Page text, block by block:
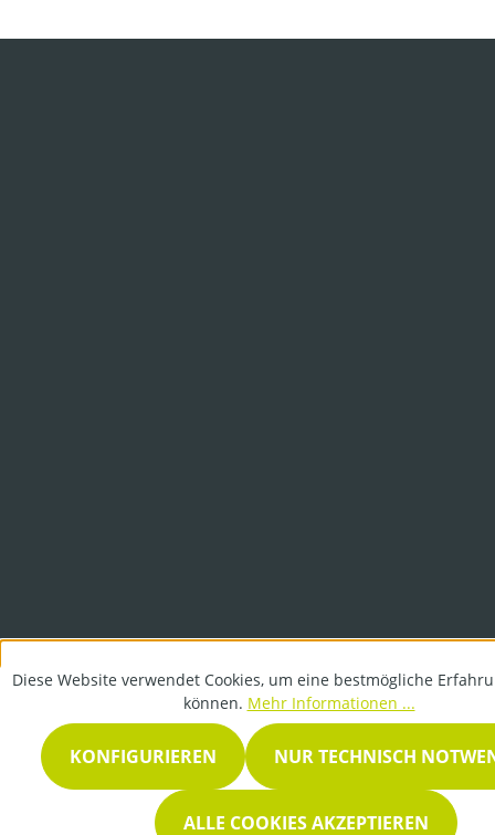
Diese Website verwendet Cookies, um eine bestmögliche
können. Mehr Informationen ...
NUR TECHNISCH
KONFIGURIEREN
ALLE COOKIES AKZEPTIEREN